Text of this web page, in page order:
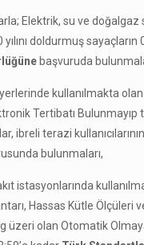
Elektrik, su ve doğalgaz
yılını doldurmuş
başvuruda
kullanılmakta
Tertibatı
ibreli terazi
bulunmaları,
istasyonlarında
Hassas Kütle Ölçüleri
üzeri olan Otomatik